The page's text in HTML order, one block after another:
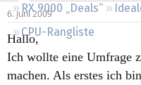
RX 9000 „Deals“
CPU-Rangliste
6. Juni 2009
Hallo,
Ich wollte eine Umfrage
machen. Als erstes ich